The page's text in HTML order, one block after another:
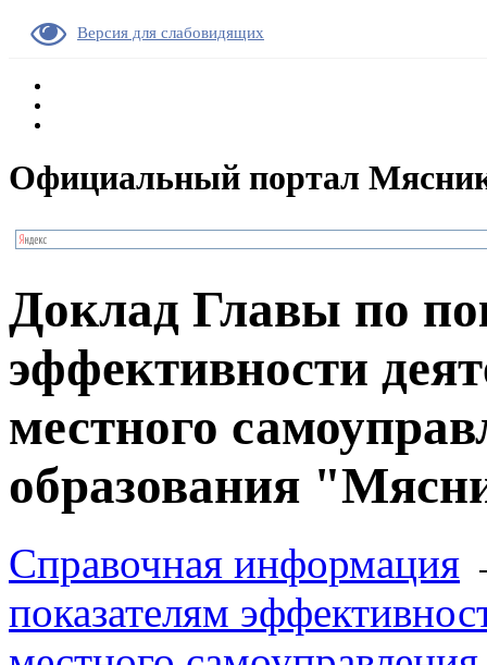
Версия для слабовидящих
Официальный портал
Доклад Главы по
эффективности
местного
образования
Справочная информация
показателям